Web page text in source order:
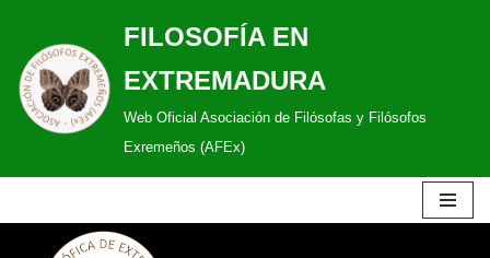
Saltar
al
contenido
FILOSOFÍA EN
EXTREMADURA
Web Oficial Asociación de Filósofas y Filósofos
Exremeños (AFEx)